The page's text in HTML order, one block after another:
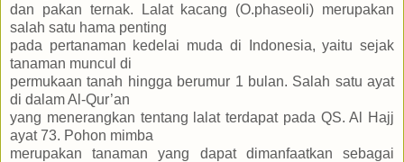
dan pakan ternak. Lalat kacang (O.phaseoli) merupakan
salah satu hama penting
pada pertanaman kedelai muda di Indonesia, yaitu sejak
tanaman muncul di
permukaan tanah hingga berumur 1 bulan. Salah satu ayat
di dalam Al-Qur’an
yang menerangkan tentang lalat terdapat pada QS. Al Hajj
ayat 73. Pohon mimba
merupakan tanaman yang dapat dimanfaatkan sebagai